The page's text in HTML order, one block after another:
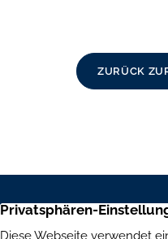
ZURÜCK